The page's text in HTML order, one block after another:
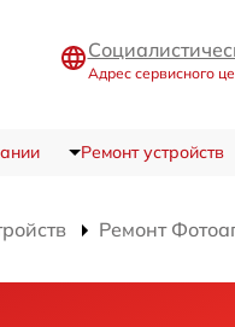
Адрес сервисного
Ремонт устройств
Ремонт